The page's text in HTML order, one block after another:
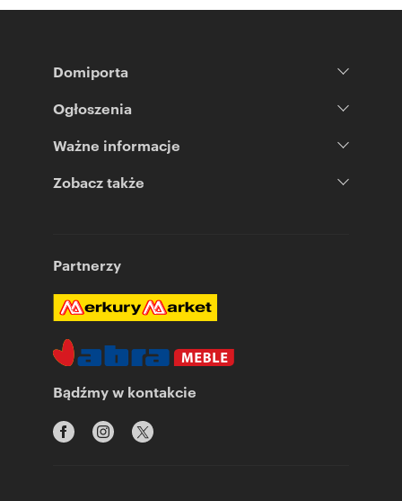
Domiporta
Ogłoszenia
Ważne informacje
Zobacz także
Partnerzy
Bądźmy w kontakcie